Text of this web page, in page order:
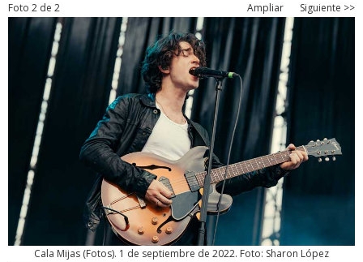
Foto 2 de 2 Ampliar Siguiente >>
Cala Mijas (Fotos). 1 de septiembre de 2022. Foto: Sharon López